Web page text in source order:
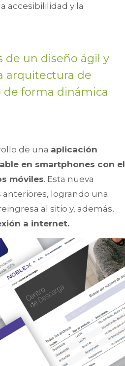
accesibililidad y la
de un diseño ágil y
arquitectura de
de forma dinámica
de una aplicación
en smartphones con el
móviles. Esta nueva
logrando una
al sitio y, además,
a internet.